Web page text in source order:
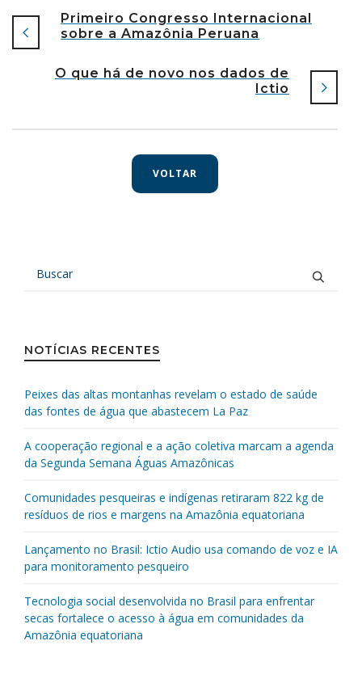
Primeiro Congresso Internacional
sobre a Amazônia Peruana
O que há de novo nos dados de
Ictio
VOLTAR
NOTÍCIAS RECENTES
Peixes das altas montanhas revelam o estado de saúde
das fontes de água que abastecem La Paz
A cooperação regional e a ação coletiva marcam a agenda
da Segunda Semana Águas Amazônicas
Comunidades pesqueiras e indígenas retiraram 822 kg de
resíduos de rios e margens na Amazônia equatoriana
Lançamento no Brasil: Ictio Audio usa comando de voz e IA
para monitoramento pesqueiro
Tecnologia social desenvolvida no Brasil para enfrentar
secas fortalece o acesso à água em comunidades da
Amazônia equatoriana